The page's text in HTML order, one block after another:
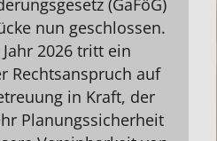
nun geschlossen.
2026 tritt ein
Rechtsanspruch auf
in Kraft, der
Planungssicherheit